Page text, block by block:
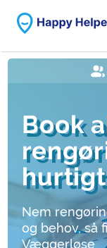
Book
Nem
og behov, så
Væggerløse